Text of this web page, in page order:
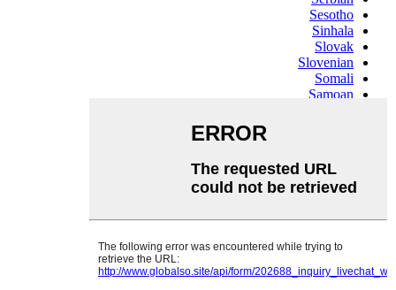
Sesotho
Sinhala
Slovak
Slovenian
Somali
Samoan
Swahili
Tajik
Telugu
Ukrainian
Urdu